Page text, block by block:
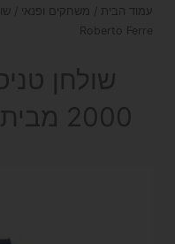
עמוד הבית / משחקים ופנאי
Roberto Ferre
2000 מבית Roberto Ferre